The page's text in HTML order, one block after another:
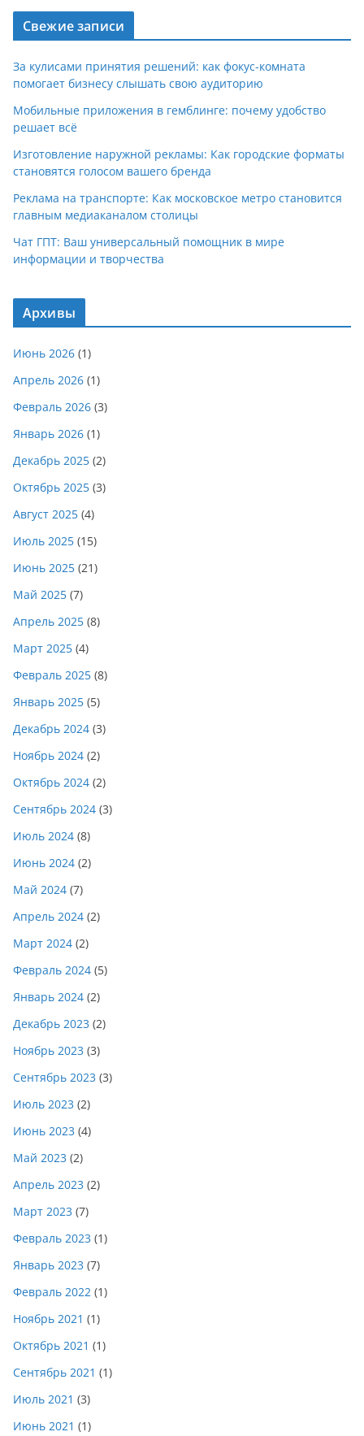
Свежие записи
За кулисами принятия решений: как фокус-комната
помогает бизнесу слышать свою аудиторию
Мобильные приложения в гемблинге: почему удобство
решает всё
Изготовление наружной рекламы: Как городские форматы
становятся голосом вашего бренда
Реклама на транспорте: Как московское метро становится
главным медиаканалом столицы
Чат ГПТ: Ваш универсальный помощник в мире
информации и творчества
Архивы
Июнь 2026 (1)
Апрель 2026 (1)
Февраль 2026 (3)
Январь 2026 (1)
Декабрь 2025 (2)
Октябрь 2025 (3)
Август 2025 (4)
Июль 2025 (15)
Июнь 2025 (21)
Май 2025 (7)
Апрель 2025 (8)
Март 2025 (4)
Февраль 2025 (8)
Январь 2025 (5)
Декабрь 2024 (3)
Ноябрь 2024 (2)
Октябрь 2024 (2)
Сентябрь 2024 (3)
Июль 2024 (8)
Июнь 2024 (2)
Май 2024 (7)
Апрель 2024 (2)
Март 2024 (2)
Февраль 2024 (5)
Январь 2024 (2)
Декабрь 2023 (2)
Ноябрь 2023 (3)
Сентябрь 2023 (3)
Июль 2023 (2)
Июнь 2023 (4)
Май 2023 (2)
Апрель 2023 (2)
Март 2023 (7)
Февраль 2023 (1)
Январь 2023 (7)
Февраль 2022 (1)
Ноябрь 2021 (1)
Октябрь 2021 (1)
Сентябрь 2021 (1)
Июль 2021 (3)
Июнь 2021 (1)